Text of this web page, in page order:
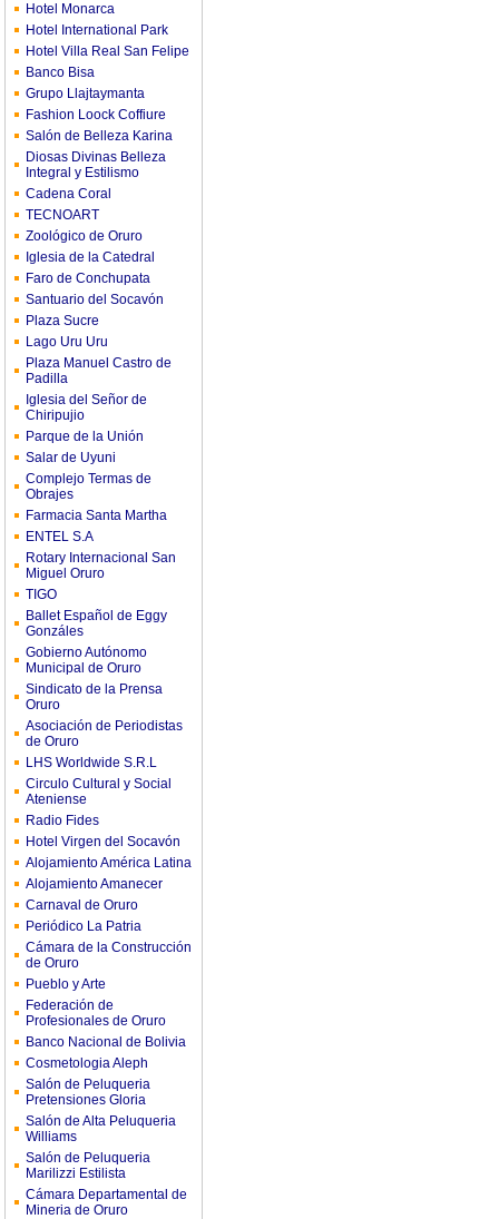
Hotel Monarca
Hotel International Park
Hotel Villa Real San Felipe
Banco Bisa
Grupo Llajtaymanta
Fashion Loock Coffiure
Salón de Belleza Karina
Diosas Divinas Belleza
Integral y Estilismo
Cadena Coral
TECNOART
Zoológico de Oruro
Iglesia de la Catedral
Faro de Conchupata
Santuario del Socavón
Plaza Sucre
Lago Uru Uru
Plaza Manuel Castro de
Padilla
Iglesia del Señor de
Chiripujio
Parque de la Unión
Salar de Uyuni
Complejo Termas de
Obrajes
Farmacia Santa Martha
ENTEL S.A
Rotary Internacional San
Miguel Oruro
TIGO
Ballet Español de Eggy
Gonzáles
Gobierno Autónomo
Municipal de Oruro
Sindicato de la Prensa
Oruro
Asociación de Periodistas
de Oruro
LHS Worldwide S.R.L
Circulo Cultural y Social
Ateniense
Radio Fides
Hotel Virgen del Socavón
Alojamiento América Latina
Alojamiento Amanecer
Carnaval de Oruro
Periódico La Patria
Cámara de la Construcción
de Oruro
Pueblo y Arte
Federación de
Profesionales de Oruro
Banco Nacional de Bolivia
Cosmetologia Aleph
Salón de Peluqueria
Pretensiones Gloria
Salón de Alta Peluqueria
Williams
Salón de Peluqueria
Marilizzi Estilista
Cámara Departamental de
Mineria de Oruro